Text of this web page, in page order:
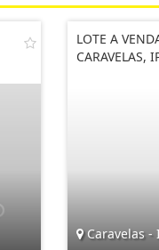
LOTE A
CARAVELAS,
Caravelas -